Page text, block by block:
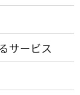
サービス